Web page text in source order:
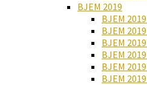
BJEM 2019
BJEM
BJEM
BJEM
BJEM
BJEM
BJEM